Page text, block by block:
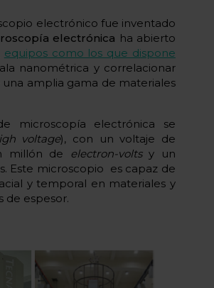
electrónico fue inventado
electrónica ha abierto
equipos como los que dispone
nanométrica y correlacionar
amplia gama de materiales
microscopía electrónica se
voltage), con un voltaje de
millón de electron-voltsy un
Este microscopio es capaz de
y temporal en materiales y
de espesor.